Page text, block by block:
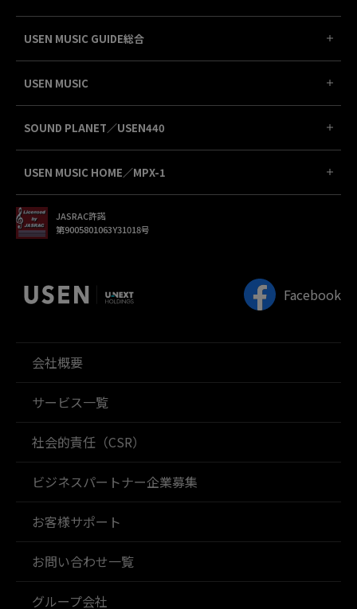
USEN MUSIC GUIDE総合
USEN MUSIC
SOUND PLANET／USEN440
USEN MUSIC HOME／MPX-1
JASRAC許諾
第9005801063Y31018号
Facebook
会社概要
サービス一覧
社会的責任（CSR）
ビジネスパートナー企業募集
お客様サポート
お問い合わせ一覧
グループ会社